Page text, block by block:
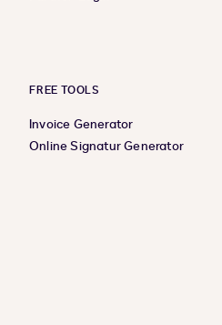
FREE TOOLS
Invoice Generator
Online Signatur Generator